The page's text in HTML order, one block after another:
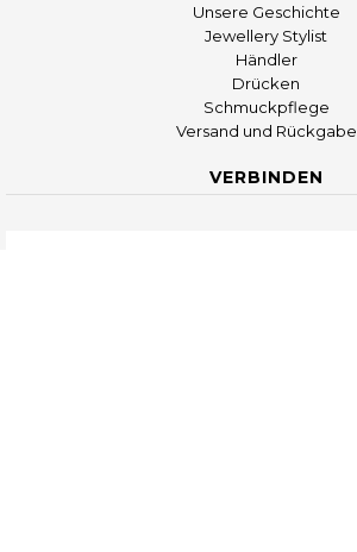
Unsere Geschichte
Jewellery Stylist
Händler
Drücken
Schmuckpflege
Versand und Rückgabe
VERBINDEN